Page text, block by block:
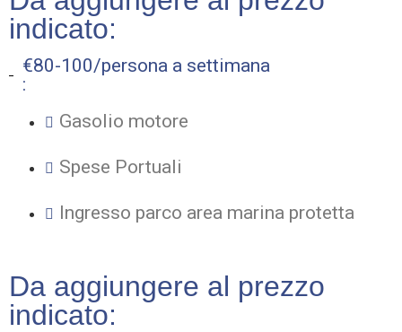
indicato:
€80-100/persona a settimana
:
Gasolio motore
Spese Portuali
Ingresso parco area marina protetta
Da aggiungere al prezzo
indicato: